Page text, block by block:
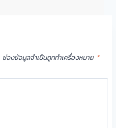
ช่องข้อมูลจำเป็นถูกทำเครื่องหมาย *